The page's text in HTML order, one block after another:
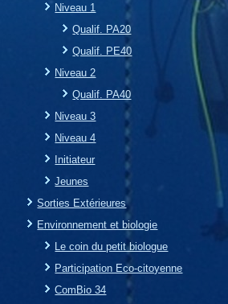
Niveau 1
Qualif. PA20
Qualif. PE40
Niveau 2
Qualif. PA40
Niveau 3
Niveau 4
Initiateur
Jeunes
Sorties Extérieures
Environnement et biologie
Le coin du petit biologue
Participation Eco-citoyenne
ComBio 34